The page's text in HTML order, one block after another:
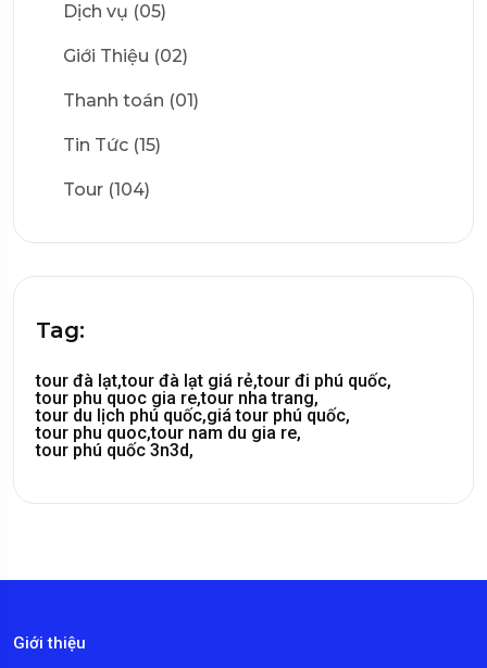
Dịch vụ (05)
Giới Thiệu (02)
Thanh toán (01)
Tin Tức (15)
Tour (104)
Tag:
tour đà lạt,tour đà lạt giá rẻ,tour đi phú quốc,
tour phu quoc gia re,tour nha trang,
tour du lịch phú quốc,giá tour phú quốc,
tour phu quoc,tour nam du gia re,
tour phú quốc 3n3d,
Giới thiệu